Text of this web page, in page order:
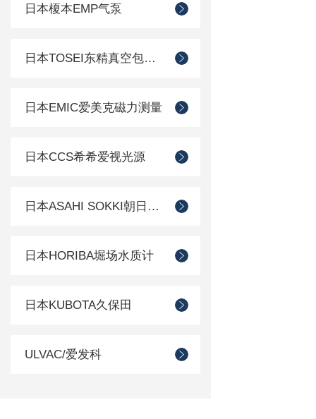
日本榎本EMP气泵
日本TOSEI东精真空包装机
日本EMIC爱美克磁力测量
日本CCS希希爱视光源
日本ASAHI SOKKI朝日测器
日本HORIBA堀场水质计
日本KUBOTA久保田
ULVAC/爱发科